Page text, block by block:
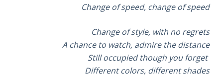
Change of speed, change of speed
Change of style, with no regrets
A chance to watch, admire the distance
Still occupied though you forget
Different colors, different shades